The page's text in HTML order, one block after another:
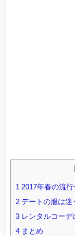
1 2017年春の流
2 デートの服は迷
3 レンタルコーデ
4 まとめ